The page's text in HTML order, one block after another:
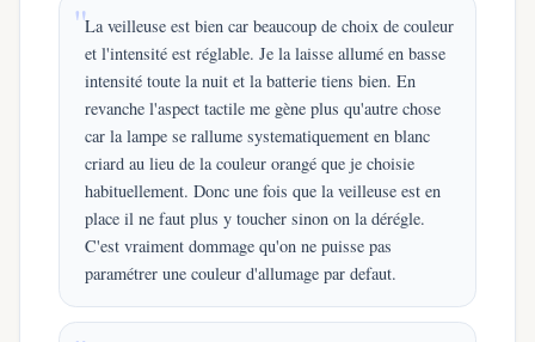
La veilleuse est bien car beaucoup de choix de couleur
et l'intensité est réglable. Je la laisse allumé en basse
intensité toute la nuit et la batterie tiens bien. En
revanche l'aspect tactile me gène plus qu'autre chose
car la lampe se rallume systematiquement en blanc
criard au lieu de la couleur orangé que je choisie
habituellement. Donc une fois que la veilleuse est en
place il ne faut plus y toucher sinon on la dérégle.
C'est vraiment dommage qu'on ne puisse pas
paramétrer une couleur d'allumage par defaut.